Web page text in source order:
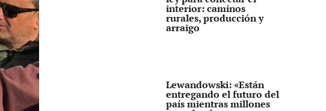
interior: caminos
rurales, producción y
arraigo
Lewandowski: «Están
entregando el futuro del
país mientras millones